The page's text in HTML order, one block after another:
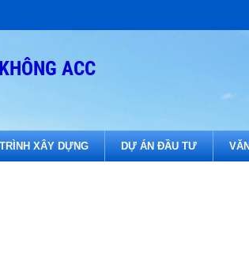
ACC
XÂY DỰNG DỰ ÁN ĐẦU TƯ